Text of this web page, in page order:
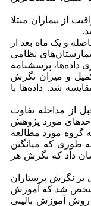
از بیماران مبتلا
و یک ماه بعد از
بیمارستان‌های نظامی
داده‌ها، پرسشنامه‌‌
و میزان نگرش
شد. داده‌ها با
از مداخله تفاوت
مورد پژوهش
گروه مورد مطالعه
طوری که میانگین
داد که نگرش هر
بر نگرش پرستاران
مشخص شد که آموزش
آموزش بالینی